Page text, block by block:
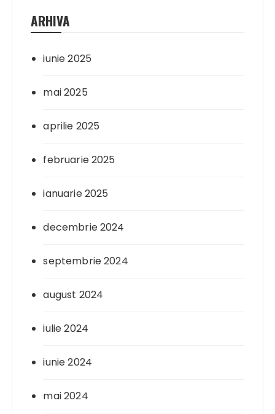
ARHIVA
iunie 2025
mai 2025
aprilie 2025
februarie 2025
ianuarie 2025
decembrie 2024
septembrie 2024
august 2024
iulie 2024
iunie 2024
mai 2024